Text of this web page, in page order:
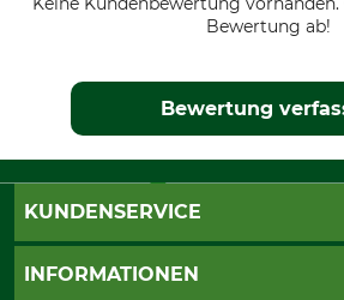
Bewertung ab!
Bewertung
KUNDENSERVICE
Katalogbestellung
INFORMATIONEN